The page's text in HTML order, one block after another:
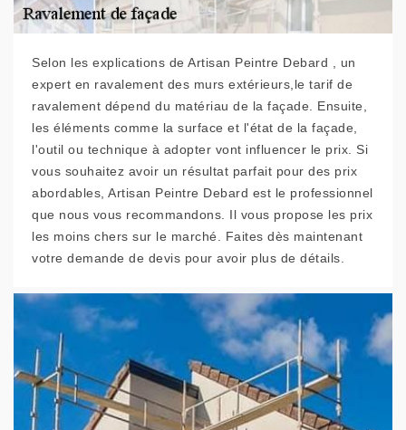
Selon les explications de Artisan Peintre Debard , un
expert en ravalement des murs extérieurs,le tarif de
ravalement dépend du matériau de la façade. Ensuite,
les éléments comme la surface et l'état de la façade,
l'outil ou technique à adopter vont influencer le prix. Si
vous souhaitez avoir un résultat parfait pour des prix
abordables, Artisan Peintre Debard est le professionnel
que nous vous recommandons. Il vous propose les prix
les moins chers sur le marché. Faites dès maintenant
votre demande de devis pour avoir plus de détails.